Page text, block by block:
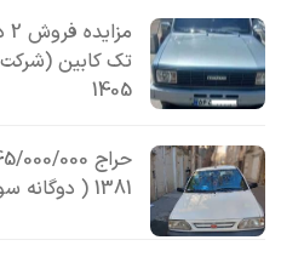
1405
1381 ( دوگانه سوز)